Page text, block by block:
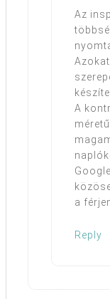
Az
A
a
Reply